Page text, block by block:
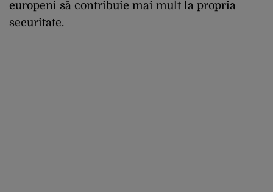
europeni să contribuie mai mult la propria
securitate.